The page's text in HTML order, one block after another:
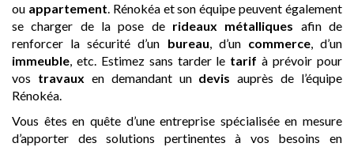
ou appartement. Rénokéa et son équipe peuvent également
se charger de la pose de rideaux métalliques afin de
renforcer la sécurité d’un bureau, d’un commerce, d’un
immeuble, etc. Estimez sans tarder le tarif à prévoir pour
vos travaux en demandant un devis auprès de l’équipe
Rénokéa.
Vous êtes en quête d’une entreprise spécialisée en mesure
d’apporter des solutions pertinentes à vos besoins en